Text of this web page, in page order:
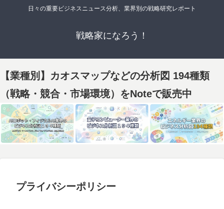
日々の重要ビジネスニュース分析、業界別の戦略研究レポート
戦略家になろう！
【業種別】カオスマップなどの分析図 194種類
（戦略・競合・市場環境）をNoteで販売中
プライバシーポリシー